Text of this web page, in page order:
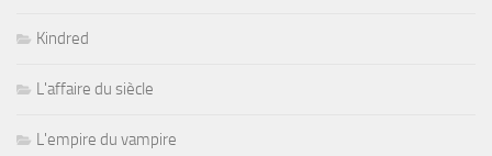
Kindred
L'affaire du siècle
L'empire du vampire